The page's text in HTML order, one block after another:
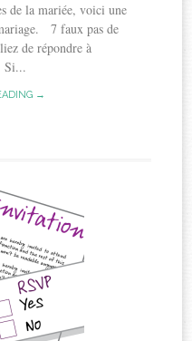
de la mariée, voici une
7 faux pas de
de répondre à
Si...
→